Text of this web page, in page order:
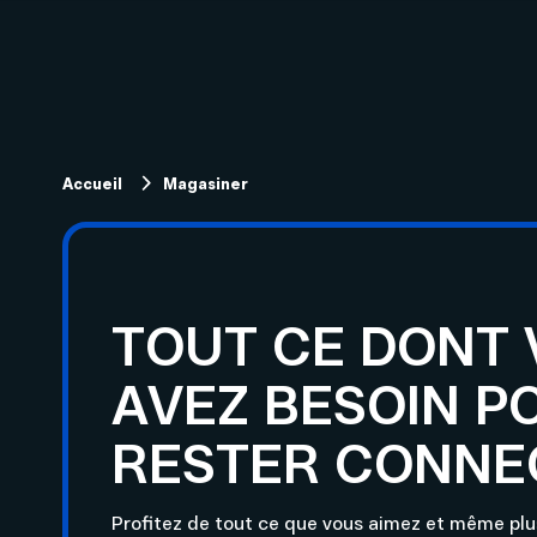
Accueil Magasiner
TOUT CE DONT
AVEZ BESOIN
RESTER
Profitez de tout ce que vous aimez et même